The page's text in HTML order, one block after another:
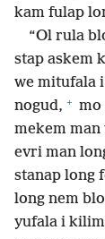
kam fulap
“Ol rula
stap askem
we mitufala
nogud, + mo
mekem man
evri man
stanap long
long nem
yufala i